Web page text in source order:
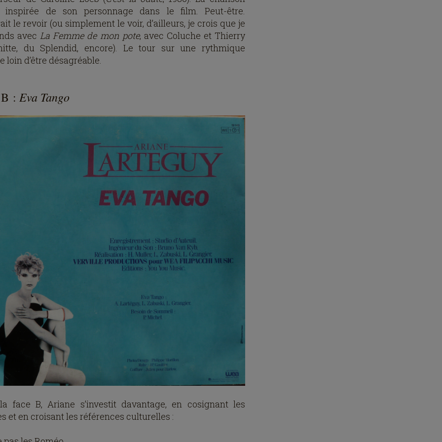
inspirée de son personnage dans le film. Peut-être.
le revoir (ou simplement le voir, d’ailleurs, je crois que je
avec La Femme de mon pote, avec Coluche et Thierry
du Splendid, encore). Le tour sur une rythmique
loin d’être désagréable.
: Eva Tango
face B, Ariane s’investit davantage, en cosignant les
et en croisant les références culturelles :